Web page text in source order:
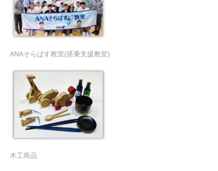
ANAそらぱす教室(搭乗支援教室)
木工商品